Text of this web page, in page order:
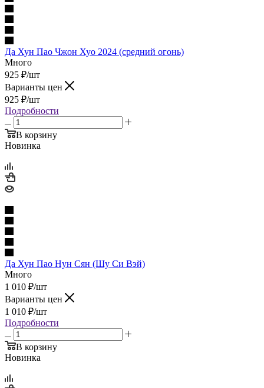
Да Хун Пао Чжон Хуо 2024 (средний огонь)
Много
925 ₽/шт
Варианты цен
925 ₽/шт
Подробности
В корзину
Новинка
Да Хун Пао Нун Сян (Шу Си Вэй)
Много
1 010 ₽/шт
Варианты цен
1 010 ₽/шт
Подробности
В корзину
Новинка